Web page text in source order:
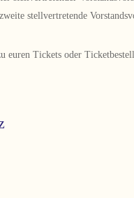
stellvertretende
euren Tickets oder